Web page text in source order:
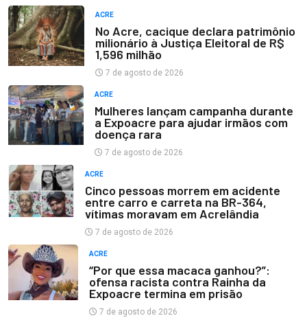
ACRE
No Acre, cacique declara patrimônio
milionário à Justiça Eleitoral de R$
1,596 milhão
7 de agosto de 2026
ACRE
Mulheres lançam campanha durante
a Expoacre para ajudar irmãos com
doença rara
7 de agosto de 2026
ACRE
Cinco pessoas morrem em acidente
entre carro e carreta na BR-364,
vítimas moravam em Acrelândia
7 de agosto de 2026
ACRE
“Por que essa macaca ganhou?”:
ofensa racista contra Rainha da
Expoacre termina em prisão
7 de agosto de 2026